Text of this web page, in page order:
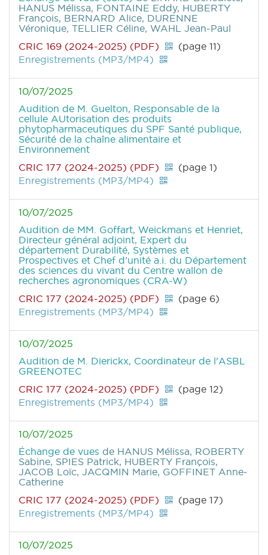
HANUS Mélissa, FONTAINE Eddy, HUBERTY
François, BERNARD Alice, DURENNE
Véronique, TELLIER Céline, WAHL Jean-Paul
CRIC 169 (2024-2025) (PDF)
(page 11)
Enregistrements (MP3/MP4)
10/07/2025
Audition de M. Guelton, Responsable de la
cellule AUtorisation des produits
phytopharmaceutiques du SPF Santé publique,
Sécurité de la chaîne alimentaire et
Environnement
CRIC 177 (2024-2025) (PDF)
(page 1)
Enregistrements (MP3/MP4)
10/07/2025
Audition de MM. Goffart, Weickmans et Henriet,
Directeur général adjoint, Expert du
département Durabilité, Systèmes et
Prospectives et Chef d’unité a.i. du Département
des sciences du vivant du Centre wallon de
recherches agronomiques (CRA-W)
CRIC 177 (2024-2025) (PDF)
(page 6)
Enregistrements (MP3/MP4)
10/07/2025
Audition de M. Dierickx, Coordinateur de l'ASBL
GREENOTEC
CRIC 177 (2024-2025) (PDF)
(page 12)
Enregistrements (MP3/MP4)
10/07/2025
Échange de vues de HANUS Mélissa, ROBERTY
Sabine, SPIES Patrick, HUBERTY François,
JACOB Loïc, JACQMIN Marie, GOFFINET Anne-
Catherine
CRIC 177 (2024-2025) (PDF)
(page 17)
Enregistrements (MP3/MP4)
10/07/2025